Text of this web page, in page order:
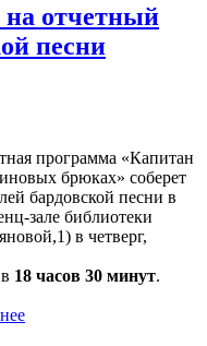
отчетный
песни
программа «Капитан
брюках» соберет
бардовской песни в
зале библиотеки
в четверг,
18 часов 30 минут.